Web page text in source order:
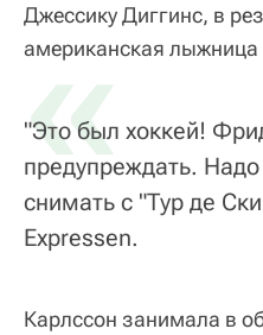
Джессику Диггинс, в
американская лыжница
«
"Это был хоккей!
предупреждать.
снимать с "Тур де
Expressen.
Карлссон занимала в